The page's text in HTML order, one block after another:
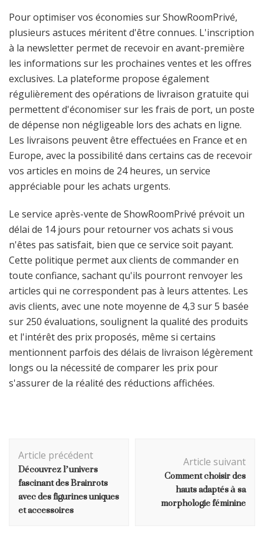
Pour optimiser vos économies sur ShowRoomPrivé,
plusieurs astuces méritent d'être connues. L'inscription
à la newsletter permet de recevoir en avant-première
les informations sur les prochaines ventes et les offres
exclusives. La plateforme propose également
régulièrement des opérations de livraison gratuite qui
permettent d'économiser sur les frais de port, un poste
de dépense non négligeable lors des achats en ligne.
Les livraisons peuvent être effectuées en France et en
Europe, avec la possibilité dans certains cas de recevoir
vos articles en moins de 24 heures, un service
appréciable pour les achats urgents.
Le service après-vente de ShowRoomPrivé prévoit un
délai de 14 jours pour retourner vos achats si vous
n'êtes pas satisfait, bien que ce service soit payant.
Cette politique permet aux clients de commander en
toute confiance, sachant qu'ils pourront renvoyer les
articles qui ne correspondent pas à leurs attentes. Les
avis clients, avec une note moyenne de 4,3 sur 5 basée
sur 250 évaluations, soulignent la qualité des produits
et l'intérêt des prix proposés, même si certains
mentionnent parfois des délais de livraison légèrement
longs ou la nécessité de comparer les prix pour
s'assurer de la réalité des réductions affichées.
d'article
Article précédent
Découvrez l’univers
fascinant des Brainrots
avec des figurines uniques
et accessoires
Article suivant
Comment choisir des
hauts adaptés à sa
morphologie féminine